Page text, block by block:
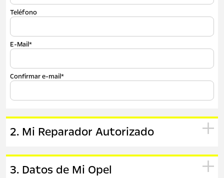
Teléfono
E-Mail*
Confirmar e-mail*
2. Mi Reparador Autorizado
3. Datos de Mi Opel